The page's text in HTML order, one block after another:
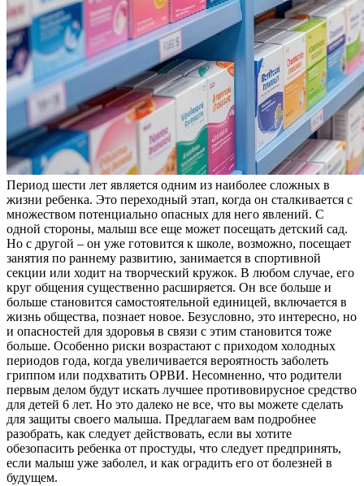
Период шести лет является одним из наиболее сложных в
жизни ребенка. Это переходный этап, когда он сталкивается с
множеством потенциально опасных для него явлений. С
одной стороны, малыш все еще может посещать детский сад.
Но с другой – он уже готовится к школе, возможно, посещает
занятия по раннему развитию, занимается в спортивной
секции или ходит на творческий кружок. В любом случае, его
круг общения существенно расширяется. Он все больше и
больше становится самостоятельной единицей, включается в
жизнь общества, познает новое. Безусловно, это интересно, но
и опасностей для здоровья в связи с этим становится тоже
больше. Особенно риски возрастают с приходом холодных
периодов года, когда увеличивается вероятность заболеть
гриппом или подхватить ОРВИ. Несомненно, что родители
первым делом будут искать лучшее противовирусное средство
для детей 6 лет. Но это далеко не все, что вы можете сделать
для защиты своего малыша. Предлагаем вам подробнее
разобрать, как следует действовать, если вы хотите
обезопасить ребенка от простуды, что следует предпринять,
если малыш уже заболел, и как оградить его от болезней в
будущем.